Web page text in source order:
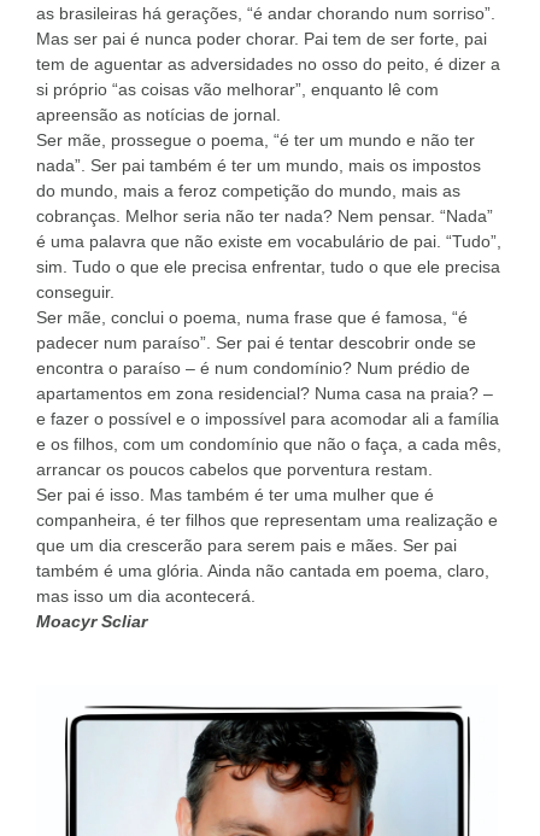
as brasileiras há gerações, “é andar chorando num sorriso”.
Mas ser pai é nunca poder chorar. Pai tem de ser forte, pai
tem de aguentar as adversidades no osso do peito, é dizer a
si próprio “as coisas vão melhorar”, enquanto lê com
apreensão as notícias de jornal.
Ser mãe, prossegue o poema, “é ter um mundo e não ter
nada”. Ser pai também é ter um mundo, mais os impostos
do mundo, mais a feroz competição do mundo, mais as
cobranças. Melhor seria não ter nada? Nem pensar. “Nada”
é uma palavra que não existe em vocabulário de pai. “Tudo”,
sim. Tudo o que ele precisa enfrentar, tudo o que ele precisa
conseguir.
Ser mãe, conclui o poema, numa frase que é famosa, “é
padecer num paraíso”. Ser pai é tentar descobrir onde se
encontra o paraíso – é num condomínio? Num prédio de
apartamentos em zona residencial? Numa casa na praia? –
e fazer o possível e o impossível para acomodar ali a família
e os filhos, com um condomínio que não o faça, a cada mês,
arrancar os poucos cabelos que porventura restam.
Ser pai é isso. Mas também é ter uma mulher que é
companheira, é ter filhos que representam uma realização e
que um dia crescerão para serem pais e mães. Ser pai
também é uma glória. Ainda não cantada em poema, claro,
mas isso um dia acontecerá.
Moacyr Scliar